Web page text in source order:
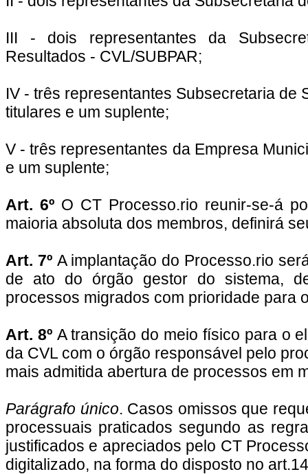
III - dois representantes da
Resultados - CVL/SUBPAR;
IV - três representantes Subsecretaria de
titulares e um suplente;
V - três representantes da Empresa
e um suplente;
Art. 6º O CT Processo.rio reunir-se-á
maioria absoluta dos membros, definirá
Art. 7º A implantação do Processo.rio
de ato do órgão gestor do sistema,
processos migrados com prioridade para
Art. 8º A transição do meio físico para o
da CVL com o órgão responsável pelo
mais admitida abertura de processos em
Parágrafo único. Casos omissos que
processuais praticados segundo as
justificados e apreciados pelo CT
digitalizado, na forma do disposto no